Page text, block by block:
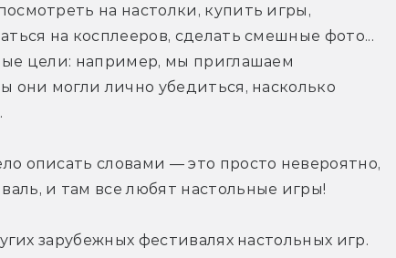
на настолки, купить игры,
на косплееров, сделать смешные фото...
цели: например, мы приглашаем
они могли лично убедиться, насколько
описать словами — это просто невероятно,
и там все любят настольные игры!
зарубежных фестивалях настольных игр.